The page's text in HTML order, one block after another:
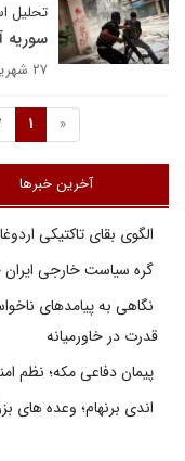
تحلیل
سوریه
۲۷ شهریور ۱۳۹۲
«
1
آخرین خبرها
الگوی بقای تاکتیکی
گره سیاست خارجی
نگاهی به پیامدهای
قدرت در خاورمیانه
پیمان دفاعی مکه؛ نظم
اندی برنهام؛ وعده